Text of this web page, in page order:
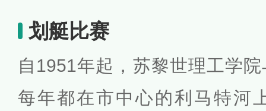
划艇比赛
自1951年起，苏黎世理工学
每年都在市中心的利马特河